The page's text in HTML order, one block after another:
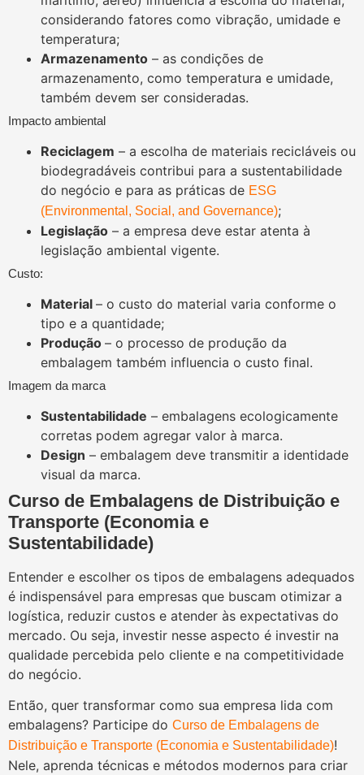
considerando fatores como vibração, umidade e
temperatura;
Armazenamento – as condições de
armazenamento, como temperatura e umidade,
também devem ser consideradas.
Impacto ambiental
Reciclagem – a escolha de materiais recicláveis ou
biodegradáveis contribui para a sustentabilidade
do negócio e para as práticas de ESG
(Environmental, Social, and Governance);
Legislação – a empresa deve estar atenta à
legislação ambiental vigente.
Custo:
Material – o custo do material varia conforme o
tipo e a quantidade;
Produção – o processo de produção da
embalagem também influencia o custo final.
Imagem da marca
Sustentabilidade – embalagens ecologicamente
corretas podem agregar valor à marca.
Design – embalagem deve transmitir a identidade
visual da marca.
Curso de Embalagens de Distribuição e
Transporte (Economia e
Sustentabilidade)
Entender e escolher os tipos de embalagens adequados
é indispensável para empresas que buscam otimizar a
logística, reduzir custos e atender às expectativas do
mercado. Ou seja, investir nesse aspecto é investir na
qualidade percebida pelo cliente e na competitividade
do negócio.
Então, quer transformar como sua empresa lida com
embalagens? Participe do Curso de Embalagens de
Distribuição e Transporte (Economia e Sustentabilidade)!
Nele, aprenda técnicas e métodos modernos para criar